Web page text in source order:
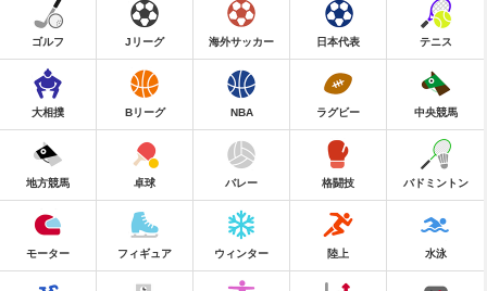
ゴルフ Jリーグ 海外サッカー 日本代表 テニス
大相撲 Bリーグ NBA ラグビー 中央競馬
地方競馬 卓球 バレー 格闘技 バドミントン
モーター フィギュア ウィンター 陸上 水泳